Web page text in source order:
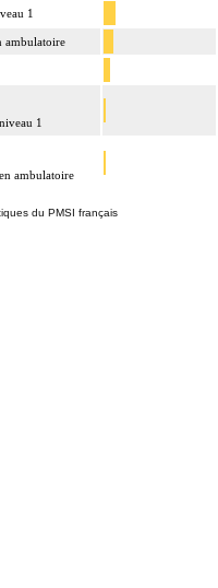
1
ambulatoire
1
ambulatoire
du PMSI français